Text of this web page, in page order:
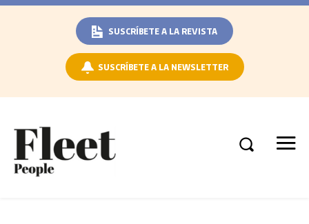
SUSCRÍBETE A LA REVISTA
SUSCRÍBETE A LA NEWSLETTER